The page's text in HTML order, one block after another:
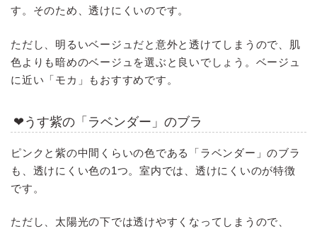
す。そのため、透けにくいのです。
ただし、明るいベージュだと意外と透けてしまうので、肌
色よりも暗めのベージュを選ぶと良いでしょう。ベージュ
に近い「モカ」もおすすめです。
❤うす紫の「ラベンダー」のブラ
ピンクと紫の中間くらいの色である「ラベンダー」のブラ
も、透けにくい色の1つ。室内では、透けにくいのが特徴
です。
ただし、太陽光の下では透けやすくなってしまうので、